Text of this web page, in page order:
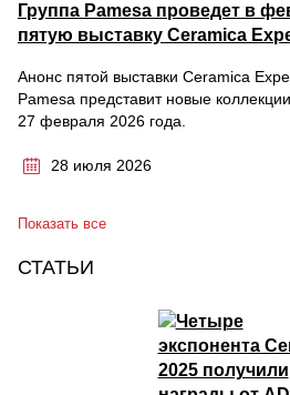
Группа Pamesa проведет в
пятую выставку Ceramica
Анонс пятой выставки Ceramica
Pamesa представит новые
27 февраля 2026 года.
28 июля 2026
Показать все
СТАТЬИ